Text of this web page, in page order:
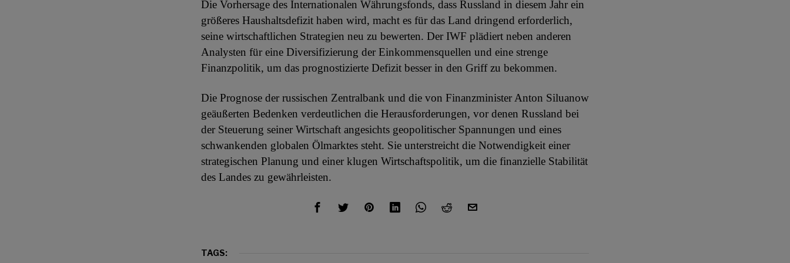
Die Vorhersage des Internationalen Währungsfonds, dass Russland in diesem Jahr ein
größeres Haushaltsdefizit haben wird, macht es für das Land dringend erforderlich,
seine wirtschaftlichen Strategien neu zu bewerten. Der IWF plädiert neben anderen
Analysten für eine Diversifizierung der Einkommensquellen und eine strenge
Finanzpolitik, um das prognostizierte Defizit besser in den Griff zu bekommen.
Die Prognose der russischen Zentralbank und die von Finanzminister Anton Siluanow
geäußerten Bedenken verdeutlichen die Herausforderungen, vor denen Russland bei
der Steuerung seiner Wirtschaft angesichts geopolitischer Spannungen und eines
schwankenden globalen Ölmarktes steht. Sie unterstreicht die Notwendigkeit einer
strategischen Planung und einer klugen Wirtschaftspolitik, um die finanzielle Stabilität
des Landes zu gewährleisten.
TAGS: